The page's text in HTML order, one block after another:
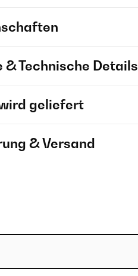
& Technische Details
geliefert
& Versand